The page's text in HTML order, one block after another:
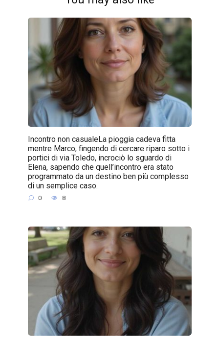
Incontro non casualeLa pioggia cadeva fitta
mentre Marco, fingendo di cercare riparo sotto i
portici di via Toledo, incrociò lo sguardo di
Elena, sapendo che quell’incontro era stato
programmato da un destino ben più complesso
di un semplice caso.
0 8